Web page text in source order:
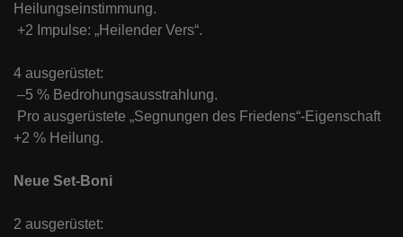
Heilungseinstimmung.
+2 Impulse: „Heilender Vers“.
4 ausgerüstet:
–5 % Bedrohungsausstrahlung.
Pro ausgerüstete „Segnungen des Friedens“-Eigenschaft
+2 % Heilung.
Neue Set-Boni
2 ausgerüstet: